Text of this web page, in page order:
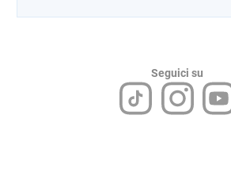
Seguici su